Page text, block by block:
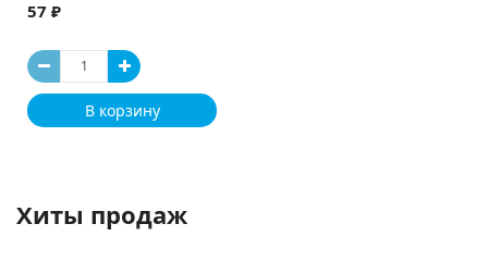
57 ₽
В корзину
Хиты продаж